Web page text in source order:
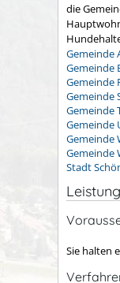
die
Gemeinde
Gemeinde
Gemeinde
Gemeinde
Gemeinde
Gemeinde
Gemeinde
Gemeinde
Stadt
Sie halten